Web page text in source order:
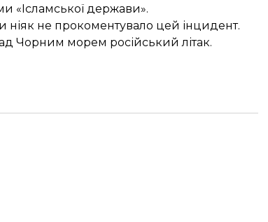
«Ісламської держави».
ніяк не прокоментувало цей інцидент.
Чорним морем російський літак.